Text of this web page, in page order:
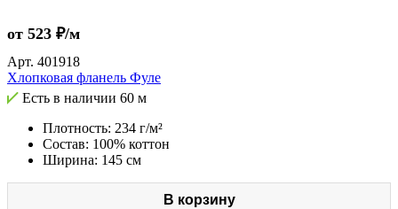
от 523 ₽/м
Арт. 401918
Хлопковая фланель Фуле
Есть в наличии 60 м
Плотность: 234 г/м²
Состав: 100% коттон
Ширина: 145 см
В корзину